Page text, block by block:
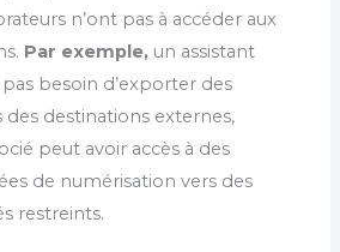
n’ont pas à accéder aux
Par exemple, un assistant
pas besoin d’exporter des
destinations externes,
peut avoir accès à des
de numérisation vers des
restreints.